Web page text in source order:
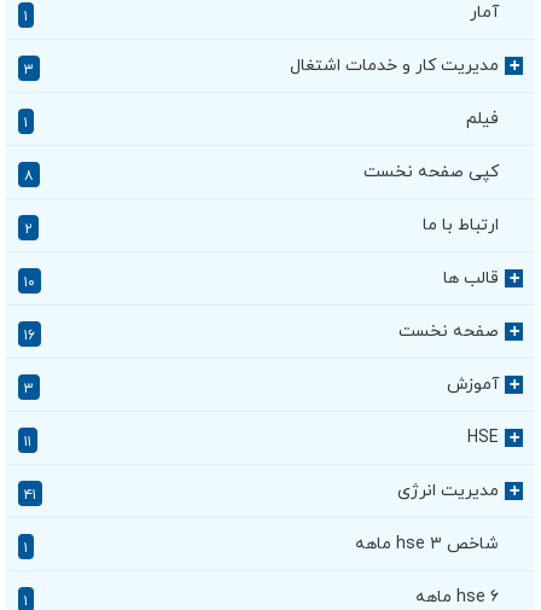
آمار
+ مدیریت کار و خدمات اشتغال ۳
فیلم
کپی صفحه نخست ۸
ارتباط با ما ۲
+ قالب ها ۱۰
+ صفحه نخست ۱۶
+ آموزش ۳
+
HSE
+ مدیریت انرژی ۴۱
شاخص hse ۳ ماهه
hse ۶ ماهه